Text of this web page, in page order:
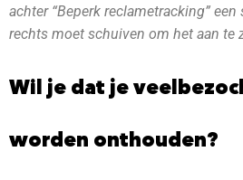
achter “Beperk reclametracking”
rechts moet schuiven om het aan te
Wil je dat je
worden onthouden?